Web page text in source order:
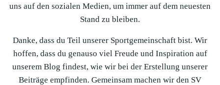
uns auf den sozialen Medien, um immer auf dem neuesten
Stand zu bleiben.
Danke, dass du Teil unserer Sportgemeinschaft bist. Wir
hoffen, dass du genauso viel Freude und Inspiration auf
unserem Blog findest, wie wir bei der Erstellung unserer
Beiträge empfinden. Gemeinsam machen wir den SV